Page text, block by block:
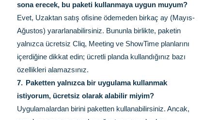
sona erecek, bu paketi kullanmaya uygun muyum?
Evet, Uzaktan satış ofisine ödemeden birkaç ay (Mayıs-
Ağustos) yararlanabilirsiniz. Bununla birlikte, paketin
yalnızca ücretsiz Cliq, Meeting ve ShowTime planlarını
içerdiğine dikkat edin; ücretli planda kullandığınız bazı
özellikleri alamazsınız.
7. Paketten yalnızca bir uygulama kullanmak
istiyorum, ücretsiz olarak alabilir miyim?
Uygulamalardan birini paketten kullanabilirsiniz. Ancak,